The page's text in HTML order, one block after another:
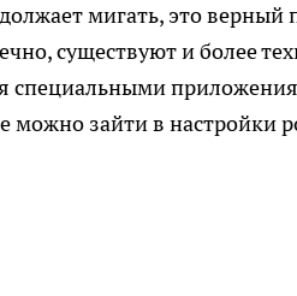
мигать, это
существуют и более
специальными
можно зайти в настройки